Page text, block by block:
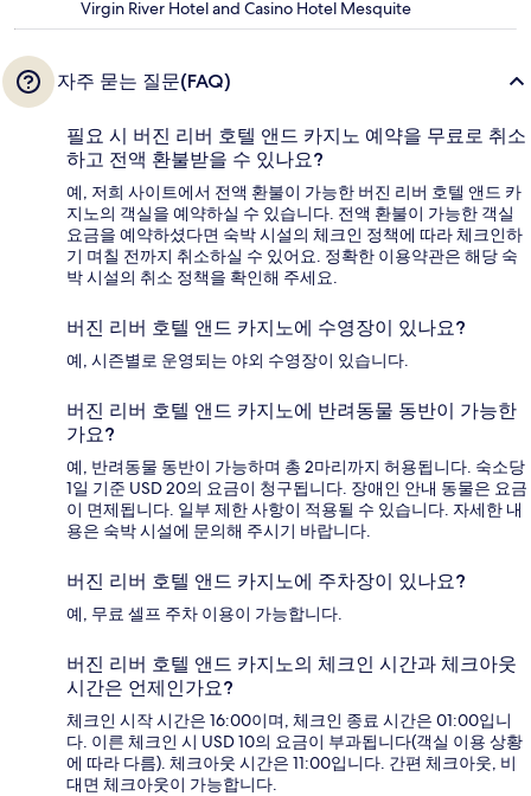
Virgin River Hotel and Casino Hotel Mesquite
자주 묻는 질문(FAQ)
필요 시 버진 리버 호텔 앤드 카지노 예약을 무료로 취소
하고 전액 환불받을 수 있나요?
예, 저희 사이트에서 전액 환불이 가능한 버진 리버 호텔 앤드 카
지노의 객실을 예약하실 수 있습니다. 전액 환불이 가능한 객실
요금을 예약하셨다면 숙박 시설의 체크인 정책에 따라 체크인하
기 며칠 전까지 취소하실 수 있어요. 정확한 이용약관은 해당 숙
박 시설의 취소 정책을 확인해 주세요.
버진 리버 호텔 앤드 카지노에 수영장이 있나요?
예, 시즌별로 운영되는 야외 수영장이 있습니다.
버진 리버 호텔 앤드 카지노에 반려동물 동반이 가능한
가요?
예, 반려동물 동반이 가능하며 총 2마리까지 허용됩니다. 숙소당
1일 기준 USD 20의 요금이 청구됩니다. 장애인 안내 동물은 요금
이 면제됩니다. 일부 제한 사항이 적용될 수 있습니다. 자세한 내
용은 숙박 시설에 문의해 주시기 바랍니다.
버진 리버 호텔 앤드 카지노에 주차장이 있나요?
예, 무료 셀프 주차 이용이 가능합니다.
버진 리버 호텔 앤드 카지노의 체크인 시간과 체크아웃
시간은 언제인가요?
체크인 시작 시간은 16:00이며, 체크인 종료 시간은 01:00입니
다. 이른 체크인 시 USD 10의 요금이 부과됩니다(객실 이용 상황
에 따라 다름). 체크아웃 시간은 11:00입니다. 간편 체크아웃, 비
대면 체크아웃이 가능합니다.